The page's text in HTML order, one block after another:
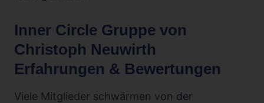
Inner Circle Gruppe von
Christoph Neuwirth
Erfahrungen & Bewertungen
Viele Mitglieder schwärmen von der